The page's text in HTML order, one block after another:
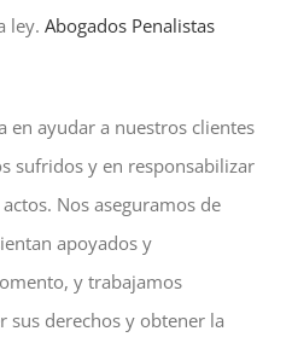
ley. Abogados Penalistas
en ayudar a nuestros clientes
sufridos y en responsabilizar
Nos aseguramos de
apoyados y
y trabajamos
sus derechos y obtener la